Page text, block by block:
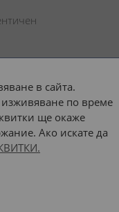
или
в сайта.
по време
ще окаже
Ако искате да